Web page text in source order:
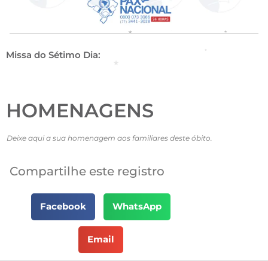
Missa do Sétimo Dia:
HOMENAGENS
Deixe aqui a sua homenagem aos familiares deste óbito.
Compartilhe este registro
Facebook WhatsApp
Email